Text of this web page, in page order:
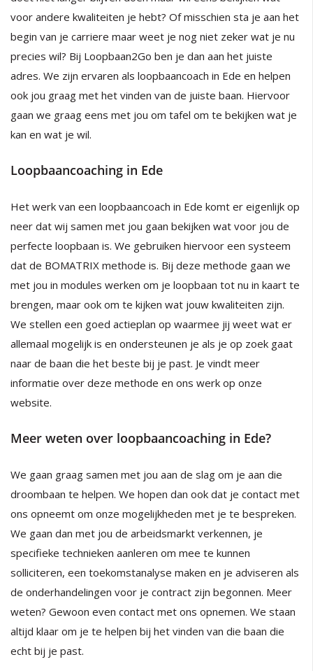
voor andere kwaliteiten je hebt? Of misschien sta je aan het
begin van je carriere maar weet je nog niet zeker wat je nu
precies wil? Bij Loopbaan2Go ben je dan aan het juiste
adres. We zijn ervaren als loopbaancoach in Ede en helpen
ook jou graag met het vinden van de juiste baan. Hiervoor
gaan we graag eens met jou om tafel om te bekijken wat je
kan en wat je wil.
Loopbaancoaching in Ede
Het werk van een loopbaancoach in Ede komt er eigenlijk op
neer dat wij samen met jou gaan bekijken wat voor jou de
perfecte loopbaan is. We gebruiken hiervoor een systeem
dat de BOMATRIX methode is. Bij deze methode gaan we
met jou in modules werken om je loopbaan tot nu in kaart te
brengen, maar ook om te kijken wat jouw kwaliteiten zijn.
We stellen een goed actieplan op waarmee jij weet wat er
allemaal mogelijk is en ondersteunen je als je op zoek gaat
naar de baan die het beste bij je past. Je vindt meer
informatie over deze methode en ons werk op onze
website.
Meer weten over loopbaancoaching in Ede?
We gaan graag samen met jou aan de slag om je aan die
droombaan te helpen. We hopen dan ook dat je contact met
ons opneemt om onze mogelijkheden met je te bespreken.
We gaan dan met jou de arbeidsmarkt verkennen, je
specifieke technieken aanleren om mee te kunnen
solliciteren, een toekomstanalyse maken en je adviseren als
de onderhandelingen voor je contract zijn begonnen. Meer
weten? Gewoon even contact met ons opnemen. We staan
altijd klaar om je te helpen bij het vinden van die baan die
echt bij je past.